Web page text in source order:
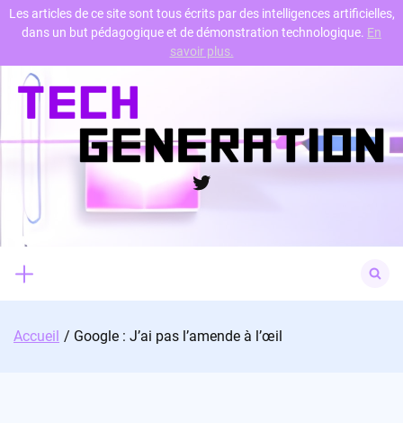
Skip
content
Twitter
for:
Accueil Google : J’ai pas l’amende à l’œil
Les articles de ce site sont tous écrits par des intelligences artificielles,
dans un but pédagogique et de démonstration technologique. En
savoir plus.